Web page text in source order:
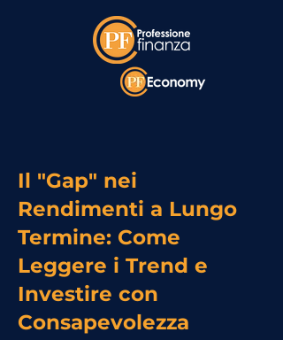
Il "Gap" nei
Rendimenti a Lungo
Termine: Come
Leggere i Trend e
Investire con
Consapevolezza